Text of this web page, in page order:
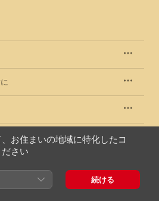
か
お住まいの地域に特化したコ
さい
続ける